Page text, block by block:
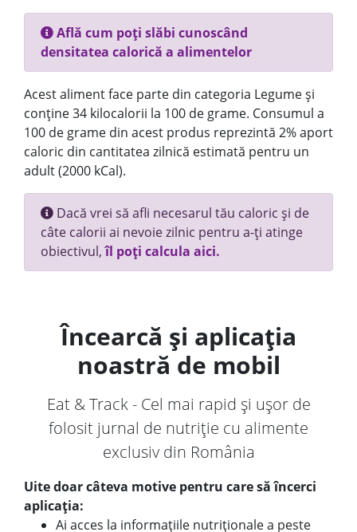
Află cum poți slăbi cunoscând
densitatea calorică a alimentelor
Acest aliment face parte din categoria Legume și
conține 34 kilocalorii la 100 de grame. Consumul a
100 de grame din acest produs reprezintă 2% aport
caloric din cantitatea zilnică estimată pentru un
adult (2000 kCal).
Dacă vrei să afli necesarul tău caloric și de
câte calorii ai nevoie zilnic pentru a-ți atinge
obiectivul,îl poți calcula aici.
Încearcă și aplicația
noastră de mobil
Eat & Track - Cel mai rapid și ușor de
folosit jurnal de nutriție cu alimente
exclusiv din România
Uite doar câteva motive pentru care să încerci
aplicația:
Ai acces la informațiile nutriționale a peste